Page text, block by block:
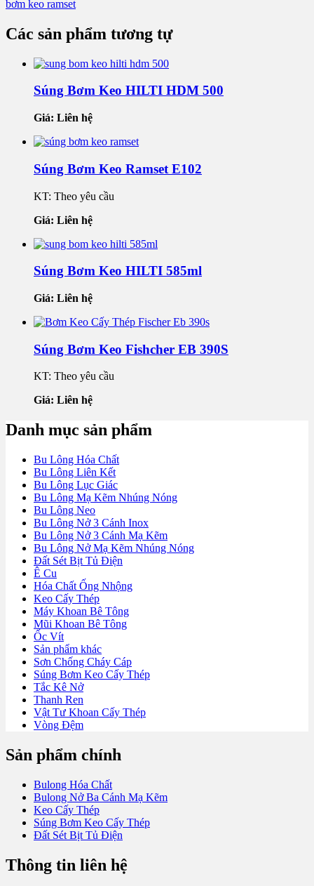
bơm keo ramset
Các sản phẩm tương tự
Súng Bơm Keo HILTI HDM 500
Giá: Liên hệ
Súng Bơm Keo Ramset E102
KT: Theo yêu cầu
Giá: Liên hệ
Súng Bơm Keo HILTI 585ml
Giá: Liên hệ
Súng Bơm Keo Fishcher EB 390S
KT: Theo yêu cầu
Giá: Liên hệ
Danh mục sản phẩm
Bu Lông Hóa Chất
Bu Lông Liên Kết
Bu Lông Lục Giác
Bu Lông Mạ Kẽm Nhúng Nóng
Bu Lông Neo
Bu Lông Nở 3 Cánh Inox
Bu Lông Nở 3 Cánh Mạ Kẽm
Bu Lông Nở Mạ Kẽm Nhúng Nóng
Đất Sét Bịt Tủ Điện
Ê Cu
Hóa Chất Ống Nhộng
Keo Cấy Thép
Máy Khoan Bê Tông
Mũi Khoan Bê Tông
Ốc Vít
Sản phẩm khác
Sơn Chống Cháy Cáp
Súng Bơm Keo Cấy Thép
Tắc Kê Nở
Thanh Ren
Vật Tư Khoan Cấy Thép
Vòng Đệm
Sản phẩm chính
Bulong Hóa Chất
Bulong Nở Ba Cánh Mạ Kẽm
Keo Cấy Thép
Súng Bơm Keo Cấy Thép
Đất Sét Bịt Tủ Điện
Thông tin liên hệ